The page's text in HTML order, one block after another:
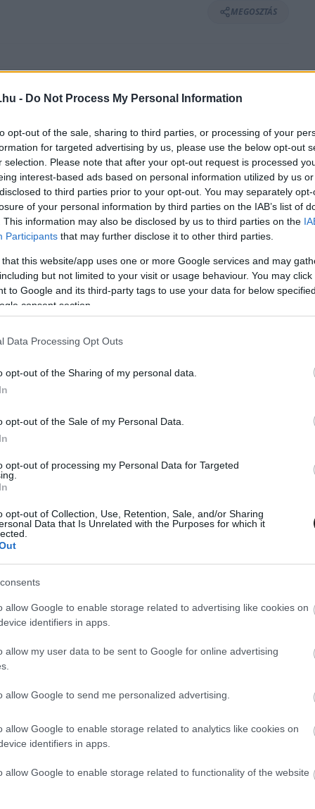
- Do Not Process My Personal Information
opt-out of the sale, sharing to third parties, or processing of your
for targeted advertising by us, please use the below opt-out
selection. Please note that after your opt-out request is processed
interest-based ads based on personal information utilized by us
to third parties prior to your opt-out. You may separately
of your personal information by third parties on the IAB’s list of
This information may also be disclosed by us to third parties on the
Participants that may further disclose it to other third parties.
that this website/app uses one or more Google services and may
but not limited to your visit or usage behaviour. You may
to Google and its third-party tags to use your data for below
consent section.
Data Processing Opt Outs
opt-out of the Sharing of my personal data.
opt-out of the Sale of my Personal Data.
opt-out of processing my Personal Data for Targeted
opt-out of Collection, Use, Retention, Sale, and/or Sharing
Data that Is Unrelated with the Purposes for which it
allow Google to enable storage related to advertising like cookies on
identifiers in apps.
allow my user data to be sent to Google for online advertising
allow Google to send me personalized advertising.
allow Google to enable storage related to analytics like cookies on
identifiers in apps.
allow Google to enable storage related to functionality of the website
MEGOSZTÁS
a Brit Nagydíj időmérőjén, megelőzve
Russell mögöttük végzett, miután attól
kényszerüljön.
Nagydíj időmérőjét. Az eddigiek alapján
is leginkább Lewis Hamiltont és Kimi
ám többesélyes küzdelemnek
25, míg az aszfalté 44 fok volt.
megszerezte első sprintgyőzelmét
ment ki, ám a két Audira az elején a
Charles Leclerc 1:29.534 másodperccel
ám ekkor a többi élcsapat még nm iratkozott
Norris 652, míg Max Verstappen 685 ezredes
még ennyi sem sikerült, ugyanis a Luffield
megcsípte, és vissza tudott tolatni a